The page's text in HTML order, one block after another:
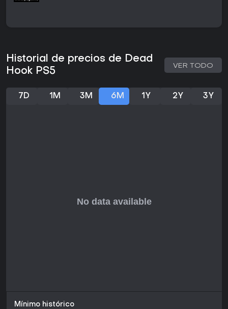
Historial de precios de Dead
Hook PS5
VER TODO
7D 1M 3M 6M 1Y 2Y 3Y
Mínimo histórico